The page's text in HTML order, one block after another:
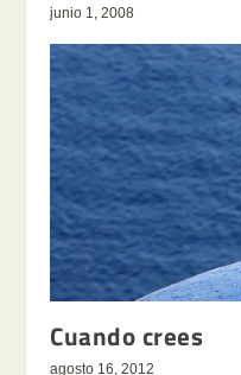
junio 1, 2008
Cuando crees
agosto 16, 2012